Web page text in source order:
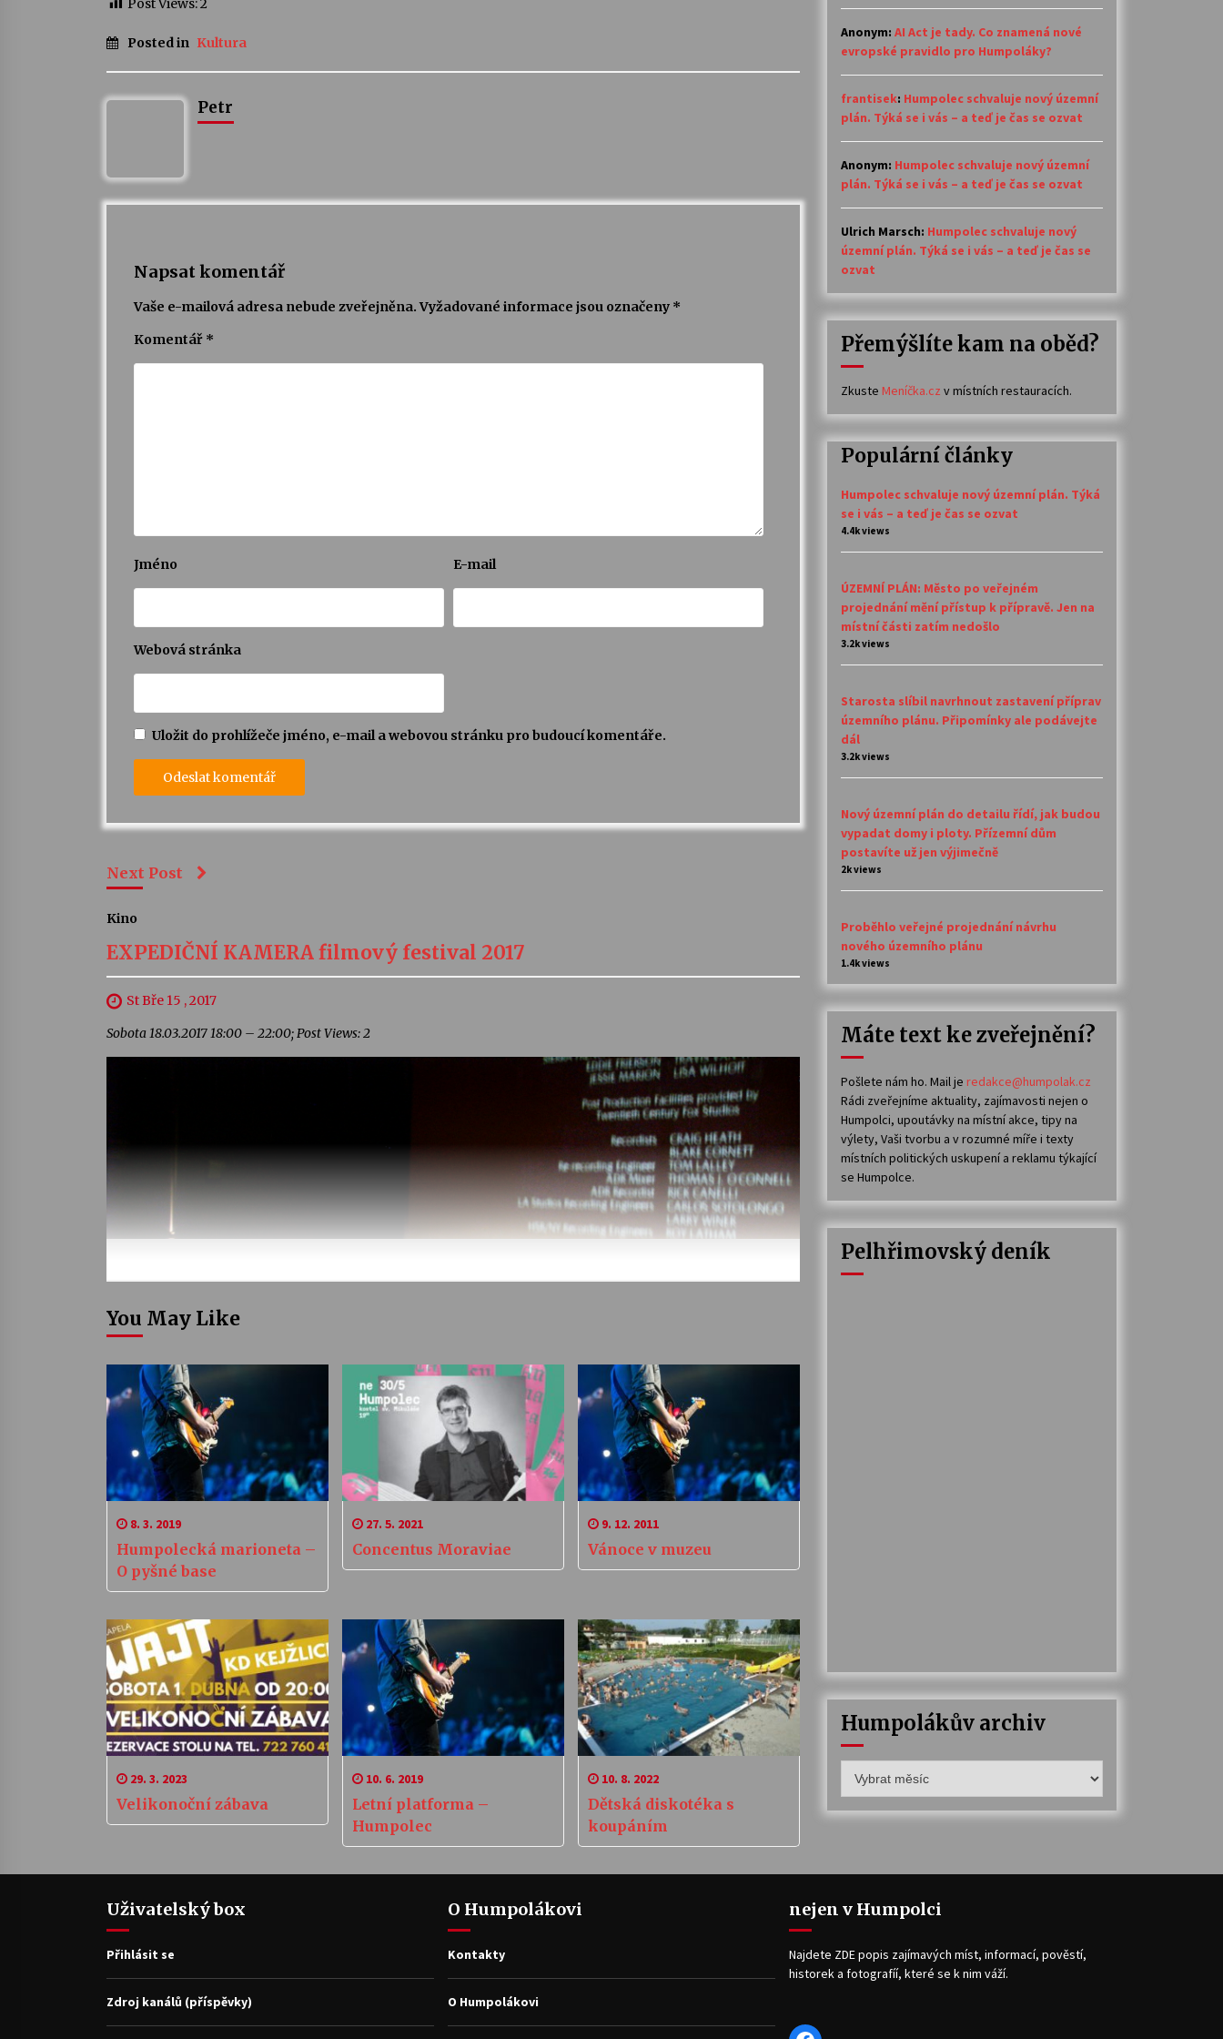
Post Views:2
Posted in Kultura
Petr
Napsat komentář
Vaše e-mailová adresa nebude zveřejněna. Vyžadované informace jsou označeny *
Komentář *
Jméno E-mail
Webová stránka
Uložit do prohlížeče jméno, e-mail a webovou stránku pro budoucí komentáře.
Next Post
Kino
EXPEDIČNÍ KAMERA filmový festival 2017
St Bře 15 , 2017
Sobota 18.03.2017 18:00 – 22:00; Post Views: 2
You May Like
8. 3. 2019
Humpolecká marioneta –
O pyšné base
27. 5. 2021
Concentus Moraviae
9. 12. 2011
Vánoce v muzeu
29. 3. 2023
Velikonoční zábava
10. 6. 2019
Letní platforma –
Humpolec
10. 8. 2022
Dětská diskotéka s
koupáním
Anonym: AI Act je tady. Co znamená nové
evropské pravidlo pro Humpoláky?
frantisek: Humpolec schvaluje nový územní
plán. Týká se i vás – a teď je čas se ozvat
Anonym: Humpolec schvaluje nový územní
plán. Týká se i vás – a teď je čas se ozvat
Ulrich Marsch: Humpolec schvaluje nový
územní plán. Týká se i vás – a teď je čas se
ozvat
Přemýšlíte kam na oběd?
Zkuste Meníčka.cz v místních restauracích.
Populární články
Humpolec schvaluje nový územní plán. Týká
se i vás – a teď je čas se ozvat
4.4k views
ÚZEMNÍ PLÁN: Město po veřejném
projednání mění přístup k přípravě. Jen na
místní části zatím nedošlo
3.2k views
Starosta slíbil navrhnout zastavení příprav
územního plánu. Připomínky ale podávejte
dál
3.2k views
Nový územní plán do detailu řídí, jak budou
vypadat domy i ploty. Přízemní dům
postavíte už jen výjimečně
2k views
Proběhlo veřejné projednání návrhu
nového územního plánu
1.4k views
Máte text ke zveřejnění?
Pošlete nám ho. Mail je redakce@humpolak.cz
Rádi zveřejníme aktuality, zajímavosti nejen o
Humpolci, upoutávky na místní akce, tipy na
výlety, Vaši tvorbu a v rozumné míře i texty
místních politických uskupení a reklamu týkající
se Humpolce.
Pelhřimovský deník
Humpolákův archiv
archiv
Uživatelský box
Přihlásit se
Zdroj kanálů (příspěvky)
O Humpolákovi
Kontakty
O Humpolákovi
nejen v Humpolci
Najdete ZDE popis zajímavých míst, informací, pověstí,
historek a fotografíí, které se k nim váží.